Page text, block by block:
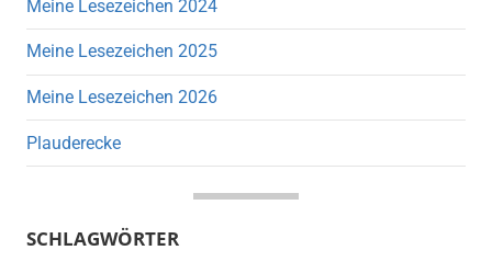
Meine Lesezeichen 2024
Meine Lesezeichen 2025
Meine Lesezeichen 2026
Plauderecke
SCHLAGWÖRTER